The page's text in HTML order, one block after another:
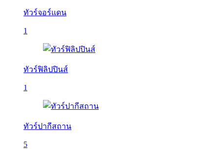
ทัวร์จอร์แดน
1
ทัวร์ฟิลิปปินส์
1
ทัวร์ปากีสถาน
5